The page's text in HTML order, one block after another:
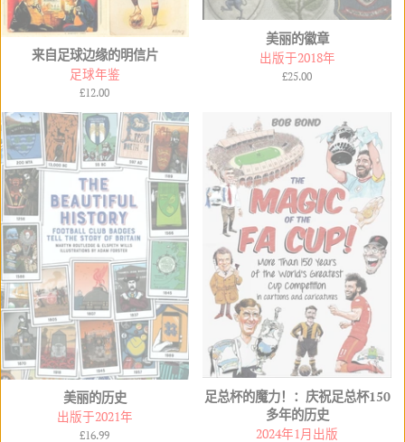
来自足球边缘的明信片
足球年鉴
常
价
格
£12.00
美丽的徽章
出版于2018年
常
格
£25.00
美丽的历史
出版于2021年
常
£16.99
足总杯的魔力！：庆祝足总杯150
多年的历史
2024年1月出版
Estonian